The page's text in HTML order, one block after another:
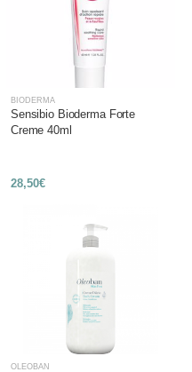
BIODERMA
Sensibio Bioderma Forte
Creme 40ml
28,50€
OLEOBAN